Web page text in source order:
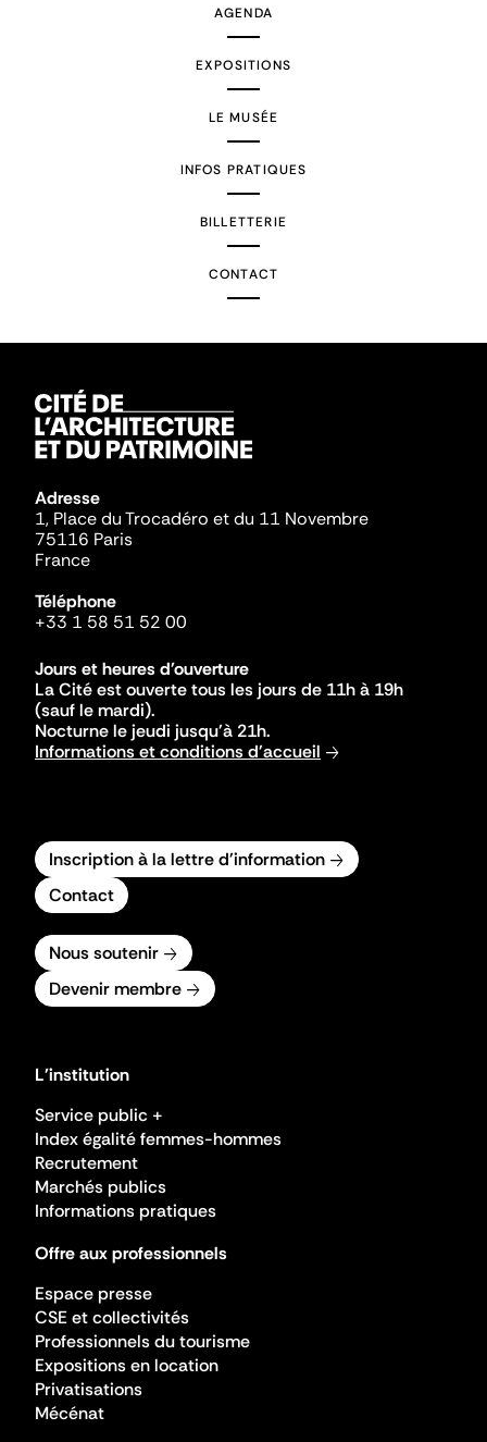
AGENDA
EXPOSITIONS
LE MUSÉE
INFOS PRATIQUES
BILLETTERIE
CONTACT
Adresse
1, Place du Trocadéro et du 11 Novembre
75116 Paris
France
Téléphone
+33 1 58 51 52 00
Jours et heures d'ouverture
La Cité est ouverte tous les jours de 11h à 19h
(sauf le mardi).
Nocturne le jeudi jusqu'à 21h.
Informations et conditions d'accueil
Inscription à la lettre d'information
Contact
Nous soutenir
Devenir membre
L'institution
Service public +
Index égalité femmes-hommes
Recrutement
Marchés publics
Informations pratiques
Offre aux professionnels
Espace presse
CSE et collectivités
Professionnels du tourisme
Expositions en location
Privatisations
Mécénat